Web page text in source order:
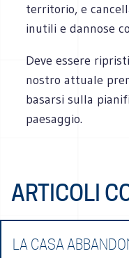
ter­ri­to­rio, e
inu­tili e dan­nose
Deve essere
nostro attuale
basarsi sulla
paesaggio.
ARTICOLI
LA CASA